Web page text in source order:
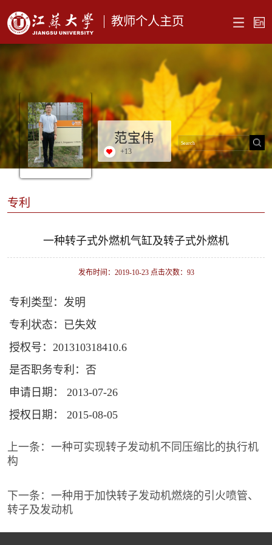
教师个人主页
范宝伟
+13
专利
一种转子式外燃机气缸及转子式外燃机
发布时间：2019-10-23 点击次数： 93
专利类型：发明
专利状态：已失效
授权号：201310318410.6
是否职务专利：否
申请日期： 2013-07-26
授权日期： 2015-08-05
上一条： 一种可实现转子发动机不同压缩比的执行机
构
下一条： 一种用于加快转子发动机燃烧的引火喷管、
转子及发动机